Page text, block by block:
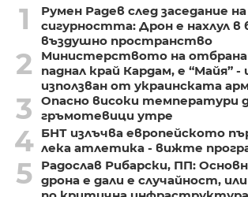
1
Румен Радев след заседание
сигурността: Дрон е нахлул в
въздушно пространство
2
Министерството на
паднал край Кардам, е “Майя”
използван от украинската
3
Опасно високи температури
гръмотевици утре
4 БНТ излъчва европейското
лека атлетика - вижте
5
Радослав Рибарски, ПП:
дрона е дали е случайност,